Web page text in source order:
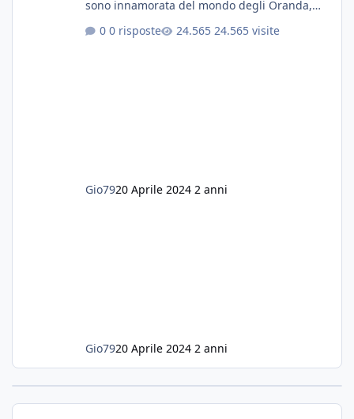
sono innamorata del mondo degli Oranda,
E' stata una bella scuola per quanto riguarda
0 risposte 24.565 visite
Gio7920 Aprile 2024 2 anni
Gio7920 Aprile 2024 2 anni